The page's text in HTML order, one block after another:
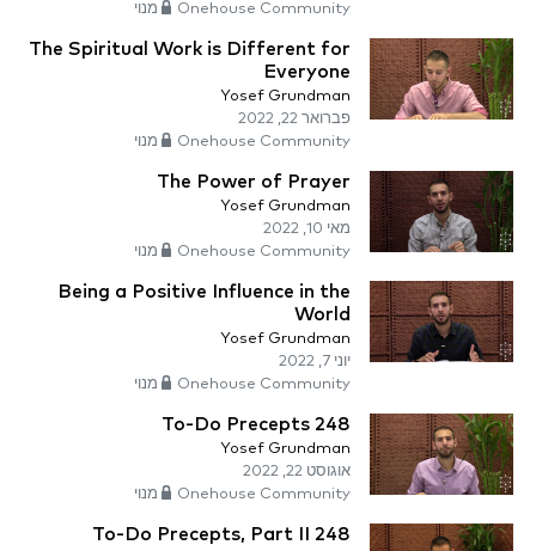
Onehouse Community מנוי
The Spiritual Work is Different for
Everyone
Yosef Grundman
פברואר 22, 2022
Onehouse Community מנוי
The Power of Prayer
Yosef Grundman
מאי 10, 2022
Onehouse Community מנוי
Being a Positive Influence in the
World
Yosef Grundman
יוני 7, 2022
Onehouse Community מנוי
248 To-Do Precepts
Yosef Grundman
אוגוסט 22, 2022
Onehouse Community מנוי
248 To-Do Precepts, Part II